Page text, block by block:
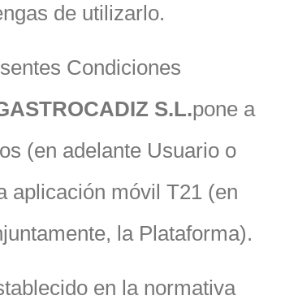
de utilizarlo.
Condiciones
S.L.pone a
(en adelante Usuario o
aplicación móvil T21 (en
la Plataforma).
en la normativa